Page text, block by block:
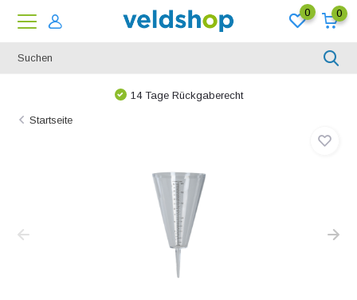
0 0
14 Tage Rückgaberecht
Startseite